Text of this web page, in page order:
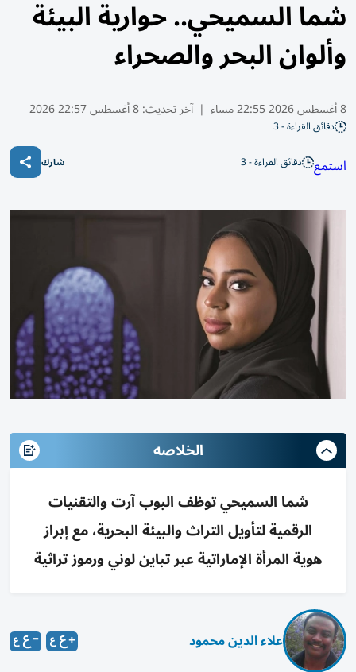
شما السميحي.. حوارية البيئة
وألوان البحر والصحراء
8 أغسطس 2026 22:55 مساء | آخر تحديث:8 أغسطس 22:57 2026
دقائق القراءة - 3
استمع دقائق القراءة - 3 شارك
الخلاصه
شما السميحي توظف البوب آرت والتقنيات
الرقمية لتأويل التراث والبيئة البحرية، مع إبراز
هوية المرأة الإماراتية عبر تباين لوني ورموز تراثية
علاء الدين محمود